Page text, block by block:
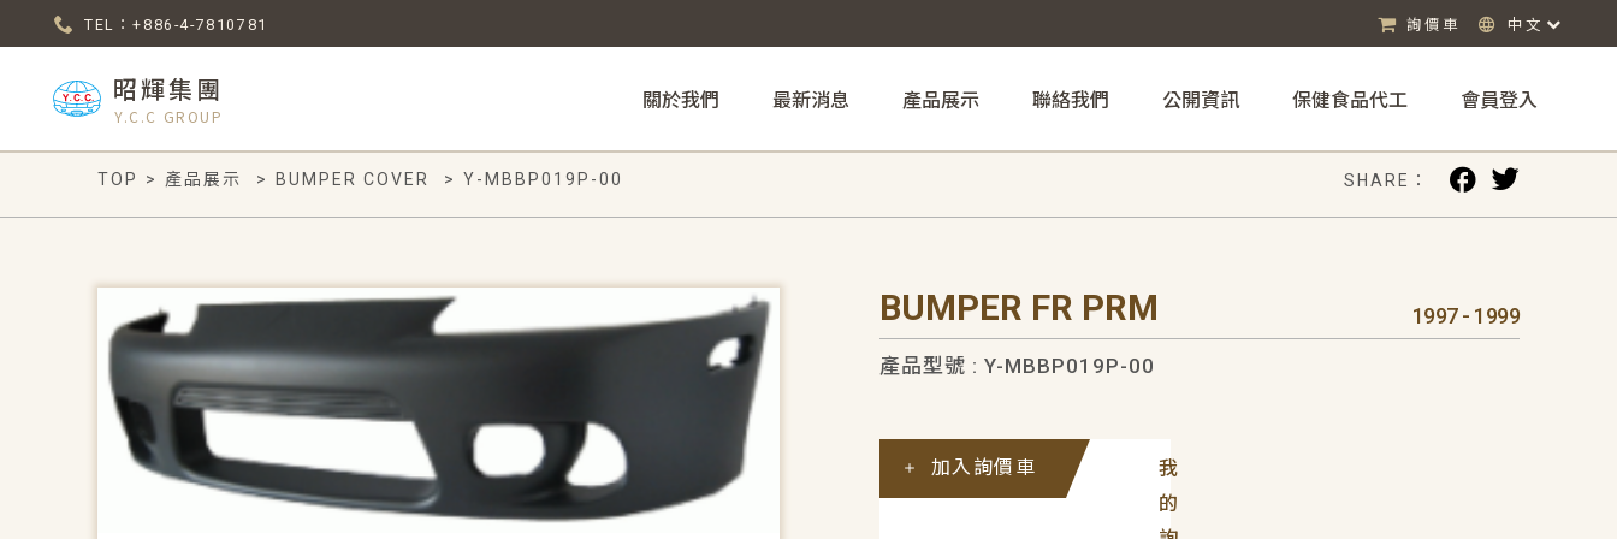
TEL：+886-4-7810781 詢價車 中文
昭輝集團
Y.C.C GROUP
關於我們 最新消息 產品展示 聯絡我們 公開資訊 保健食品代工 會員登入
TOP > 產品展示 > BUMPER COVER > Y-MBBP019P-00 SHARE：
BUMPER FR PRM 1997 - 1999
產品型號 : Y-MBBP019P-00
我
的
加入詢價車